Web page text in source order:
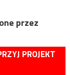
przez
PROJEKT